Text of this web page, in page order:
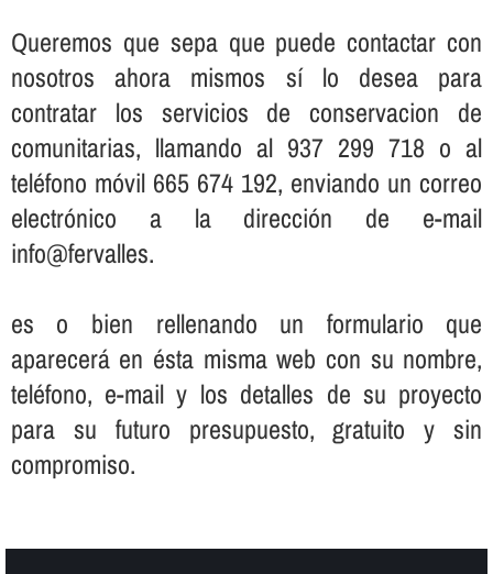
Queremos que sepa que puede contactar con
nosotros ahora mismos sí­ lo desea para
contratar los servicios de conservacion de
comunitarias, llamando al 937 299 718 o al
teléfono móvil 665 674 192, enviando un correo
electrónico a la dirección de e-mail
info@fervalles.
es o bien rellenando un formulario que
aparecerá en ésta misma web con su nombre,
teléfono, e-mail y los detalles de su proyecto
para su futuro presupuesto, gratuito y sin
compromiso.